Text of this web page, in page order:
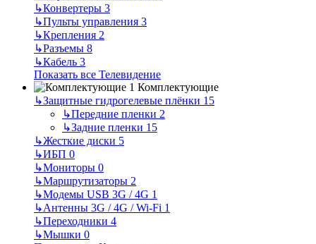
↳Конвертеры 3
↳Пульты управления 3
↳Крепления 2
↳Разъемы 8
↳Кабель 3
Показать все Телевидение
Комплектующие
↳Защитные гидрогелевые плёнки 15
↳Передние пленки 2
↳Задние пленки 15
↳Жесткие диски 5
↳ИБП 0
↳Мониторы 0
↳Маршрутизаторы 2
↳Модемы USB 3G / 4G 1
↳Антенны 3G / 4G / Wi-Fi 1
↳Переходники 4
↳Мышки 0